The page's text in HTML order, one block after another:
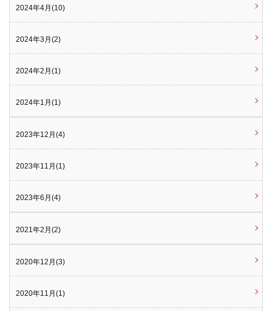
2024年4月(10)
2024年3月(2)
2024年2月(1)
2024年1月(1)
2023年12月(4)
2023年11月(1)
2023年6月(4)
2021年2月(2)
2020年12月(3)
2020年11月(1)